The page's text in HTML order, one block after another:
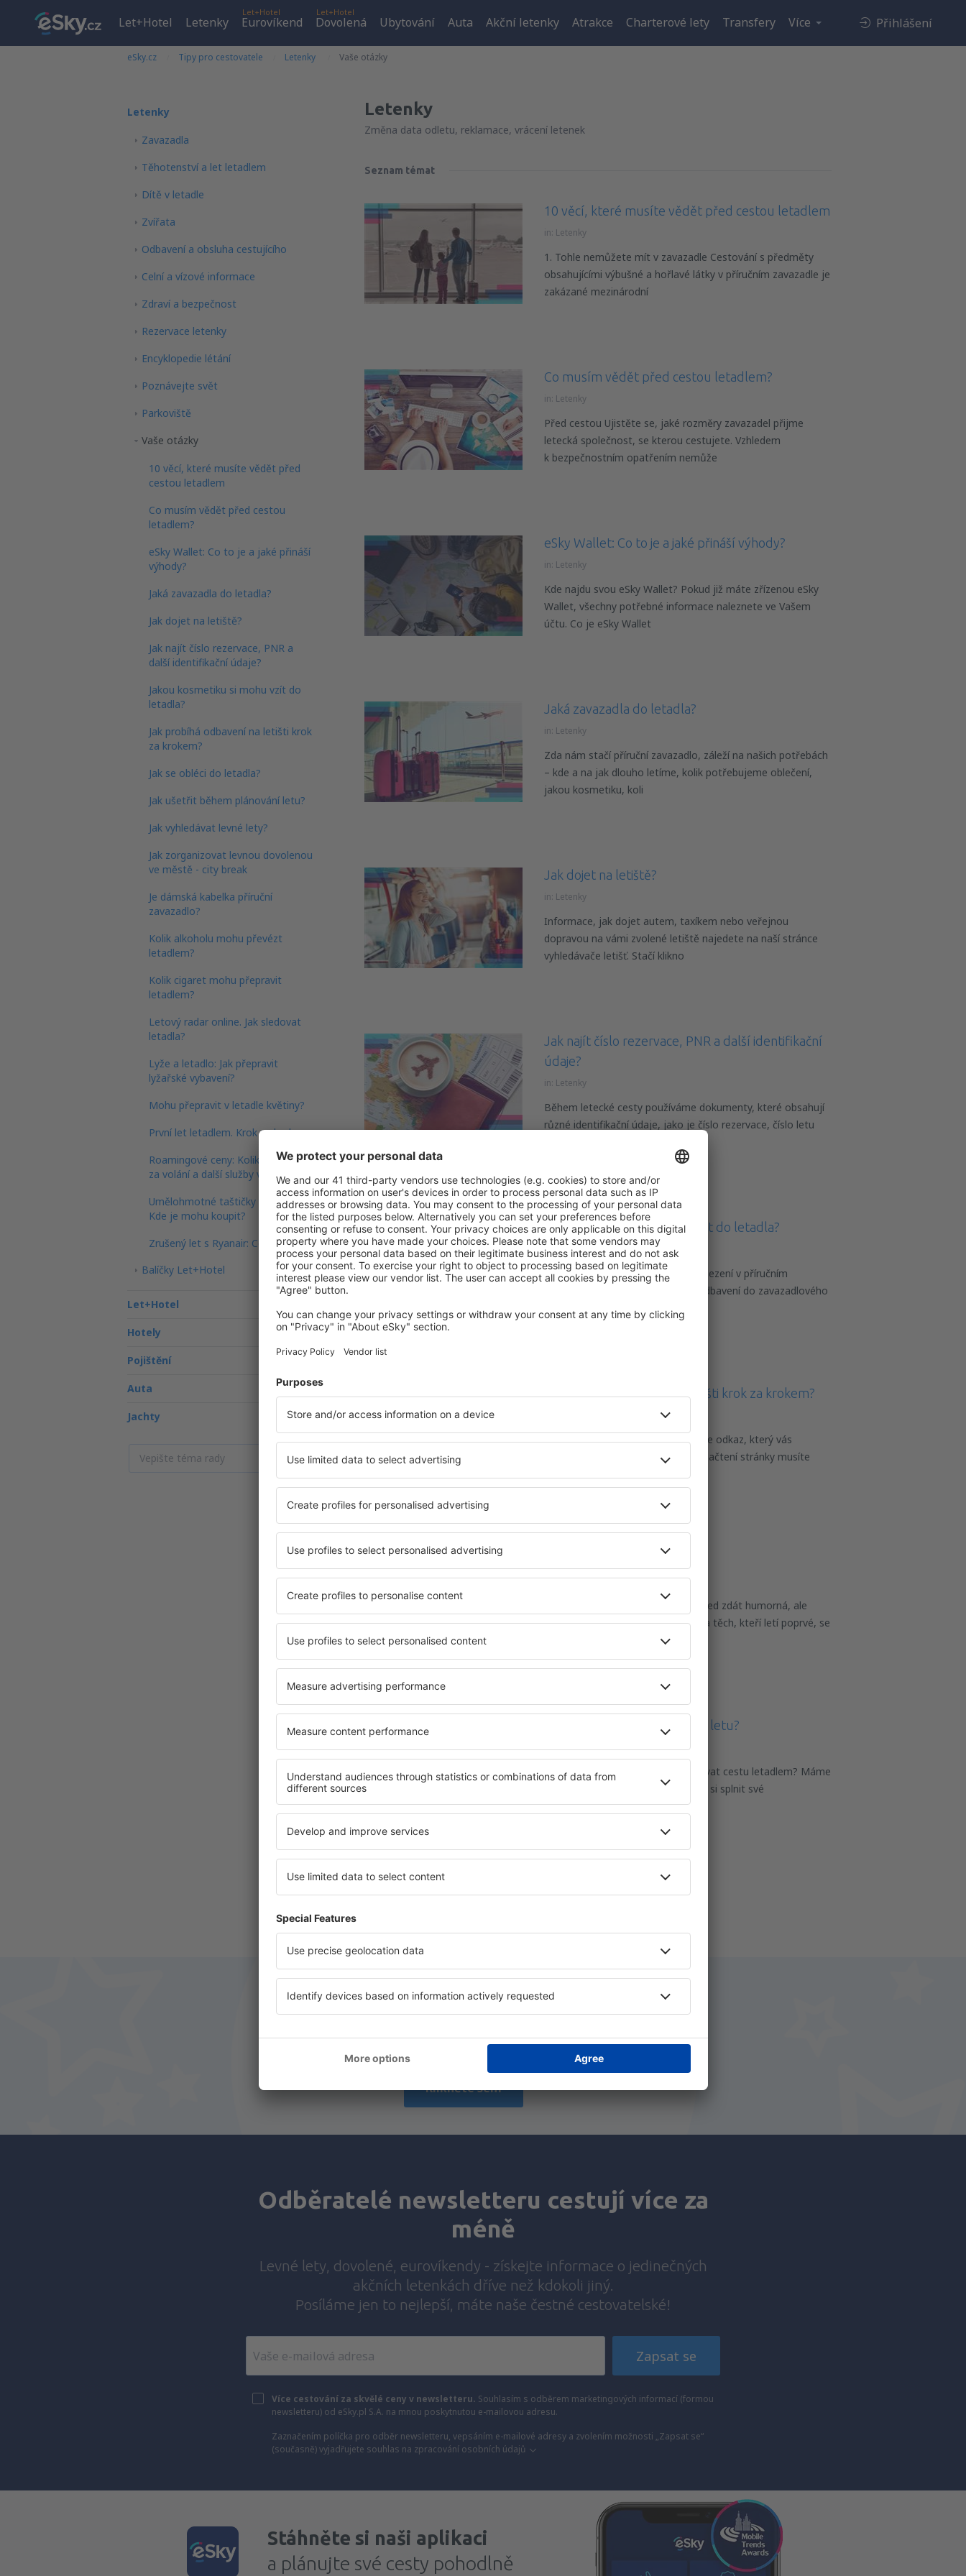
Let+Hotel Letenky
Let+Hotel
Eurovíkend
Let+Hotel
Dovolená Ubytování Auta Akční letenky Atrakce Charterové lety Transfery Více Přihlášení
eSky.cz Tipy pro cestovatele Letenky Vaše otázky
Letenky
Zavazadla
Těhotenství a let letadlem
Dítě v letadle
Zvířata
Odbavení a obsluha cestujícího
Celní a vízové informace
Zdraví a bezpečnost
Rezervace letenky
Encyklopedie létání
Poznávejte svět
Parkoviště
Vaše otázky
10 věcí, které musíte vědět před
cestou letadlem
Co musím vědět před cestou
letadlem?
eSky Wallet: Co to je a jaké přináší
výhody?
Jaká zavazadla do letadla?
Jak dojet na letiště?
Jak najít číslo rezervace, PNR a
další identifikační údaje?
Jakou kosmetiku si mohu vzít do
letadla?
Jak probíhá odbavení na letišti krok
za krokem?
Jak se obléci do letadla?
Jak ušetřit během plánování letu?
Jak vyhledávat levné lety?
Jak zorganizovat levnou dovolenou
ve městě - city break
Je dámská kabelka příruční
zavazadlo?
Kolik alkoholu mohu převézt
letadlem?
Kolik cigaret mohu přepravit
letadlem?
Letový radar online. Jak sledovat
letadla?
Lyže a letadlo: Jak přepravit
lyžařské vybavení?
Mohu přepravit v letadle květiny?
První let letadlem. Krok za krokem
Roamingové ceny: Kolik zaplatíme
za volání a další služby v zahraničí?
Umělohmotné taštičky do letadla.
Kde je mohu koupit?
Zrušený let s Ryanair: Co dělat?
Balíčky Let+Hotel
Let+Hotel
Hotely
Pojištění
Auta
Jachty
Letenky
Změna data odletu, reklamace, vrácení letenek
Seznam témat
10 věcí, které musíte vědět před cestou letadlem
in: Letenky
1. Tohle nemůžete mít v zavazadle Cestování s předměty
obsahujícími výbušné a hořlavé látky v příručním zavazadle je
zakázané mezinárodní
Co musím vědět před cestou letadlem?
in: Letenky
Před cestou Ujistěte se, jaké rozměry zavazadel přijme
letecká společnost, se kterou cestujete. Vzhledem
k bezpečnostním opatřením nemůže
eSky Wallet: Co to je a jaké přináší výhody?
in: Letenky
Kde najdu svou eSky Wallet? Pokud již máte zřízenou eSky
Wallet, všechny potřebné informace naleznete ve Vašem
účtu. Co je eSky Wallet
Jaká zavazadla do letadla?
in: Letenky
Zda nám stačí příruční zavazadlo, záleží na našich potřebách
– kde a na jak dlouho letíme, kolik potřebujeme oblečení,
jakou kosmetiku, koli
Jak dojet na letiště?
in: Letenky
Informace, jak dojet autem, taxíkem nebo veřejnou
dopravou na vámi zvolené letiště najedete na naší stránce
vyhledávače letišť. Stačí klikno
Jak najít číslo rezervace, PNR a další identifikační
údaje?
in: Letenky
Během letecké cesty používáme dokumenty, které obsahují
různé identifikační údaje, jako je číslo rezervace, číslo letu
Jakou kosmetiku si mohu vzít do letadla?
in:Letenky
Kosmetiku lze přepravovat bez omezení v příručním
zavazadle, tedy tom, které jde k odbavení do zavazadlového
prostoru. V příručním zavazadle
Jak probíhá odbavení na letišti krok za krokem?
Po rezervaci letenky u eSky obdržíte odkaz, který vás
přesměruje k online odbavení. Po načtení stránky musíte
in:Letenky
Tato otázka se může na první pohled zdát humorná, ale
zjistili jsme, že mnoho lidí, zejména těch, kteří letí poprvé, se
Jak ušetřit během plánování letu?
in:Letenky
Hledáte způsob, jak levně naplánovat cestu letadlem? Máme
pro vás několik užitečných tipů, jak si splnit své
cestovatelské sny díky sekci Ak
1 2 3 Další
Šetřete čas a peníze.
Rezervujte si Let+Hotel na
eSky.cz!
Klikněte sem
Odběratelé newsletteru cestují více za
méně
Levné lety, dovolené, eurovíkendy - získejte informace o jedinečných
akčních letenkách dříve než kdokoli jiný.
Posíláme jen to nejlepší, máte naše čestné cestovatelské!
Zapsat se
Více cestování za skvělé ceny v newsletteru. Souhlasím s odběrem marketingových informací (formou
newsletteru) od eSky.pl S.A. na mnou poskytnutou e-mailovou adresu.
Zaznačením políčka pro odběr newsletteru, vepsáním e-mailové adresy a zvolením možnosti „Zapsat se“
(současně) vyjadřujete souhlas na zpracování osobních údajů
Stáhněte si naši aplikaci
a plánujte své cesty pohodlně